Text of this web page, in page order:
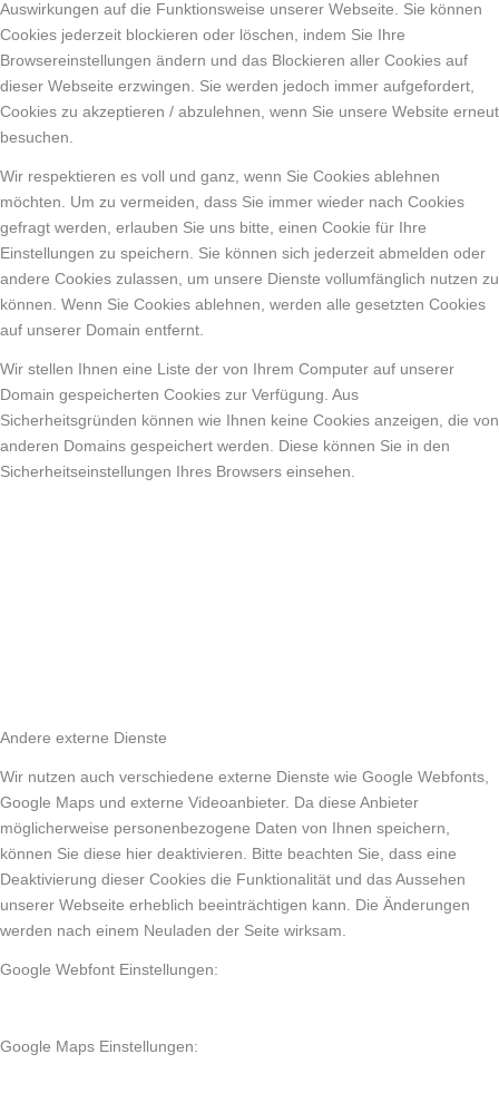
Auswirkungen auf die Funktionsweise unserer Webseite. Sie können
Cookies jederzeit blockieren oder löschen, indem Sie Ihre
Browsereinstellungen ändern und das Blockieren aller Cookies auf
dieser Webseite erzwingen. Sie werden jedoch immer aufgefordert,
Cookies zu akzeptieren / abzulehnen, wenn Sie unsere Website erneut
besuchen.
Wir respektieren es voll und ganz, wenn Sie Cookies ablehnen
möchten. Um zu vermeiden, dass Sie immer wieder nach Cookies
gefragt werden, erlauben Sie uns bitte, einen Cookie für Ihre
Einstellungen zu speichern. Sie können sich jederzeit abmelden oder
andere Cookies zulassen, um unsere Dienste vollumfänglich nutzen zu
können. Wenn Sie Cookies ablehnen, werden alle gesetzten Cookies
auf unserer Domain entfernt.
Wir stellen Ihnen eine Liste der von Ihrem Computer auf unserer
Domain gespeicherten Cookies zur Verfügung. Aus
Sicherheitsgründen können wie Ihnen keine Cookies anzeigen, die von
anderen Domains gespeichert werden. Diese können Sie in den
Sicherheitseinstellungen Ihres Browsers einsehen.
Andere externe Dienste
Wir nutzen auch verschiedene externe Dienste wie Google Webfonts,
Google Maps und externe Videoanbieter. Da diese Anbieter
möglicherweise personenbezogene Daten von Ihnen speichern,
können Sie diese hier deaktivieren. Bitte beachten Sie, dass eine
Deaktivierung dieser Cookies die Funktionalität und das Aussehen
unserer Webseite erheblich beeinträchtigen kann. Die Änderungen
werden nach einem Neuladen der Seite wirksam.
Google Webfont Einstellungen:
Google Maps Einstellungen: